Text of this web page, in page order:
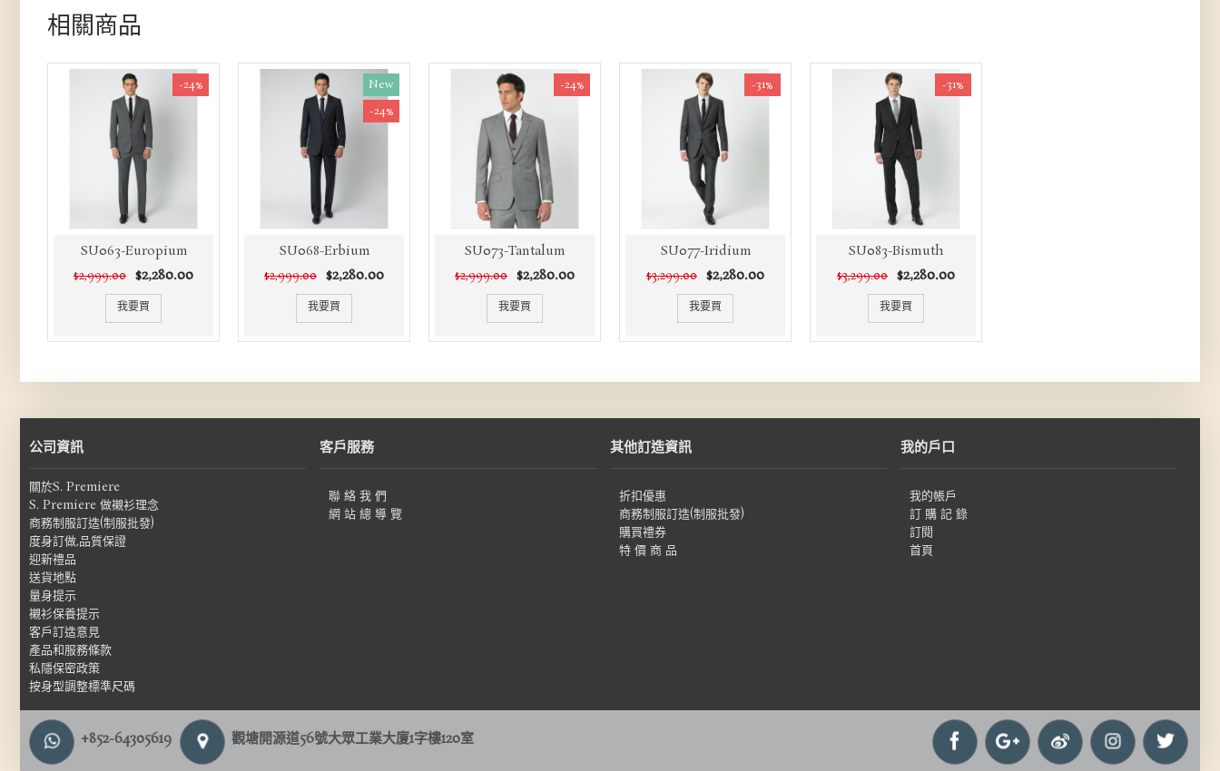
相關商品
-24%
SU063-Europium
$2,999.00 $2,280.00
我要買
New
-24%
SU068-Erbium
$2,999.00 $2,280.00
我要買
-24%
SU073-Tantalum
$2,999.00 $2,280.00
我要買
-31%
SU077-Iridium
$3,299.00 $2,280.00
我要買
-31%
SU083-Bismuth
$3,299.00 $2,280.00
我要買
公司資訊
關於S. Premiere
S. Premiere 做襯衫理念
商務制服訂造(制服批發)
度身訂做,品質保證
迎新禮品
送貨地點
量身提示
襯衫保養提示
客戶訂造意見
產品和服務條款
私隱保密政策
按身型調整標準尺碼
客戶服務
聯 絡 我 們
網 站 總 導 覽
其他訂造資訊
折扣優惠
商務制服訂造(制服批發)
購買禮券
特 價 商 品
我的戶口
我的帳戶
訂 購 記 錄
訂閱
首頁
+852-64305619 觀塘開源道56號大眾工業大廈1字樓120室